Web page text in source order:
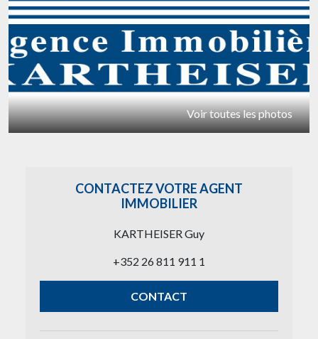
Voir toutes les photos
CONTACTEZ VOTRE AGENT
IMMOBILIER
KARTHEISER Guy
+352 26 811 911 1
CONTACT